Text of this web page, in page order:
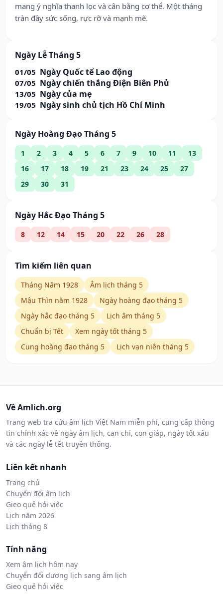
mang ý nghĩa thanh lọc và cân bằng cơ thể. Một tháng
tràn đầy sức sống, rực rỡ và mạnh mẽ.
Ngày Lễ Tháng 5
01/05 Ngày Quốc tế Lao động
07/05 Ngày chiến thắng Điện Biên Phủ
13/05 Ngày của mẹ
19/05 Ngày sinh chủ tịch Hồ Chí Minh
Ngày Hoàng Đạo Tháng 5
1 2 3 4 5 6 7 9 10 11
13
16
17 18 19 21 23 24 25
27
29
30 31
Ngày Hắc Đạo Tháng 5
8 12 14 15 20 22 26 28
Tìm kiếm liên quan
Tháng Năm 1928
Âm lịch tháng 5
Mậu Thìn năm 1928
Ngày hoàng đạo tháng 5
Ngày hắc đạo tháng 5
Lịch âm tháng 5
Chuẩn bị Tết
Xem ngày tốt tháng 5
Cung hoàng đạo tháng 5
Lịch vạn niên tháng 5
Về Amlich.org
Trang web tra cứu âm lịch Việt Nam miễn phí, cung cấp thông
tin chính xác về ngày âm lịch, can chi, con giáp, ngày tốt xấu
và các ngày lễ tết truyền thống.
Liên kết nhanh
Trang chủ
Chuyển đổi âm lịch
Gieo quẻ hỏi việc
Lịch năm 2026
Lịch tháng 8
Tính năng
Xem âm lịch hôm nay
Chuyển đổi dương lịch sang âm lịch
Gieo quẻ hỏi việc